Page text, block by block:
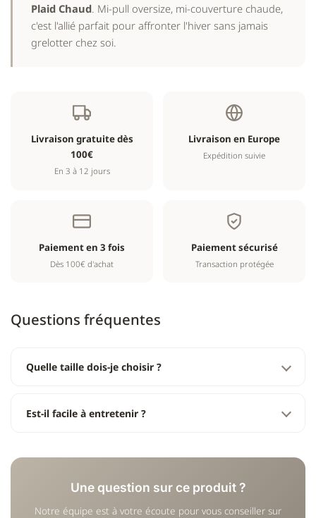
Plaid Chaud. Mi-pull oversize, mi-couverture chaude,
c'est l'allié parfait pour affronter l'hiver sans jamais
grelotter chez soi.
Livraison gratuite dès
100€
En 3 à 12 jours
Livraison en Europe
Expédition suivie
Paiement en 3 fois
Dès 100€ d'achat
Paiement sécurisé
Transaction protégée
Questions fréquentes
Quelle taille dois-je choisir ?
Est-il facile à entretenir ?
Une question sur ce produit ?
Notre équipe est à votre écoute pour vous conseiller sur